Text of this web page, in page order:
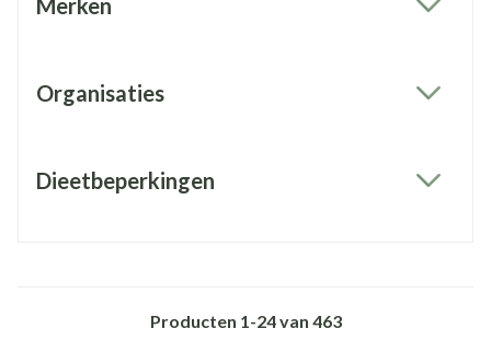
Merken
Organisaties
Dieetbeperkingen
Producten 1-24van 463